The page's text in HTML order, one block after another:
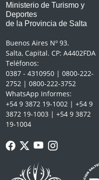
Ministerio de Turismo y
Deportes
de la Provincia de Salta
Buenos Aires Nº 93.
Salta, Capital. CP: A4402FDA
Teléfonos:
0387 - 4310950 | 0800-222-
2752 | 0800-222-3752
WhatsApp Informes:
+54 9 3872 19-1002 | +54 9
3872 19-1003 | +54 9 3872
19-1004